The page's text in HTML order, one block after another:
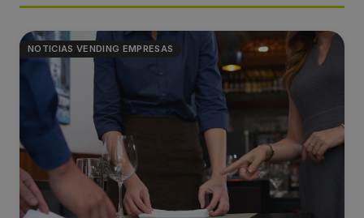
NOTICIAS VENDING EMPRESAS